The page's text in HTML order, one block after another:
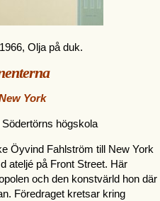
1966, Olja på duk.
York
högskola
Öyvind Fahlström till New York
ateljé på Front Street. Här
och den konstvärld hon där
Föredraget kretsar kring